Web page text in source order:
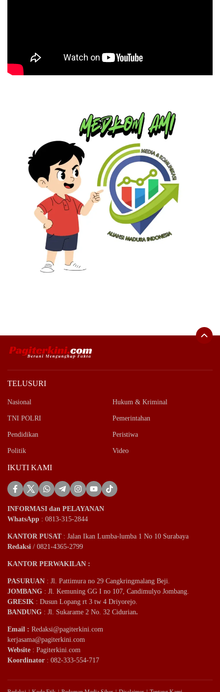
TELUSURI
Nasional Hukum & Kriminal
TNI POLRI Pemerintahan
Pendidikan Peristiwa
Politik Video
IKUTI KAMI
INFORMASI dan PELAYANAN
WhatsApp : 0813-315-2844
KANTOR PUSAT: Jalan Ikan Lumba-lumba 1 No 10 Surabaya
Redaksi / 0821-4365-2799
KANTOR PERWAKILAN :
PASURUAN : Jl. Pattimura no 29 Cangkringmalang Beji.
JOMBANG : Jl. Kemuning GG I no 107, Candimulyo Jombang.
GRESIK : Dusun Lopang rt 3 tw 4 Driyorejo.
BANDUNG : Jl. Sukarame 2 No. 32 Cidurian.
Email : Redaksi@pagiterkini.com
kerjasama@pagiterkini.com
Website : Pagiterkini.com
Koordinator : 082-333-554-717